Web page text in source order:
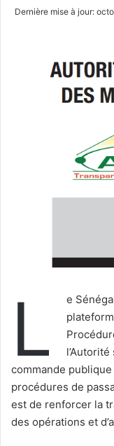
Dernière mise à jour:
L
e
commande
procédures de
est de renforcer la
des opérations et